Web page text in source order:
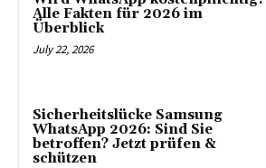
Alle Fakten für 2026 im
Überblick
July 22, 2026
Sicherheitslücke Samsung
WhatsApp 2026: Sind Sie
betroffen? Jetzt prüfen &
schützen